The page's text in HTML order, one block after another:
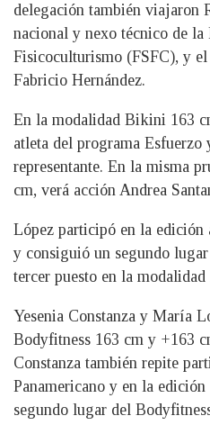
delegación también viajaron
nacional y nexo técnico de la
Fisicoculturismo (FSFC), y
Fabricio Hernández.
En la modalidad Bikini 163
atleta del programa Esfuerzo
representante. En la misma
cm, verá acción Andrea
López participó en la edición
y consiguió un segundo
tercer puesto en la
Yesenia Constanza y María
Bodyfitness 163 cm y +163
Constanza también repite
Panamericano y en la
segundo lugar del